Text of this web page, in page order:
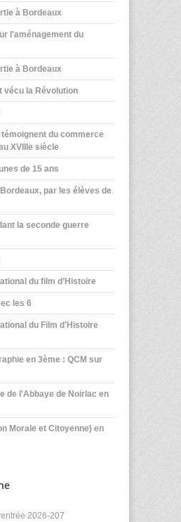
à Bordeaux
l'aménagement du
à Bordeaux
vécu la Révolution
du commerce
XVIIIe siècle
de 15 ans
par les élèves de
la seconde guerre
du film d’Histoire
les 6
du Film d'Histoire
en 3ème : QCM sur
de l'Abbaye de Noirlac en
Morale et Citoyenne) en
2026-207